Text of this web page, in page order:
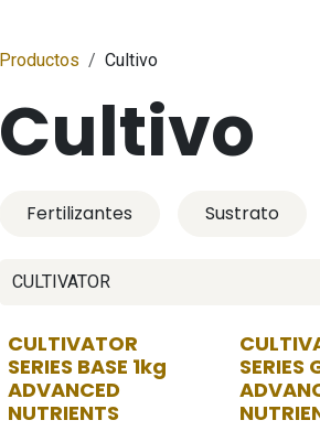
Productos Cultivo
Cultivo
Fertilizantes Sustrato
CULTIVATOR
SERIES BASE 1kg
ADVANCED
NUTRIENTS
SERIES